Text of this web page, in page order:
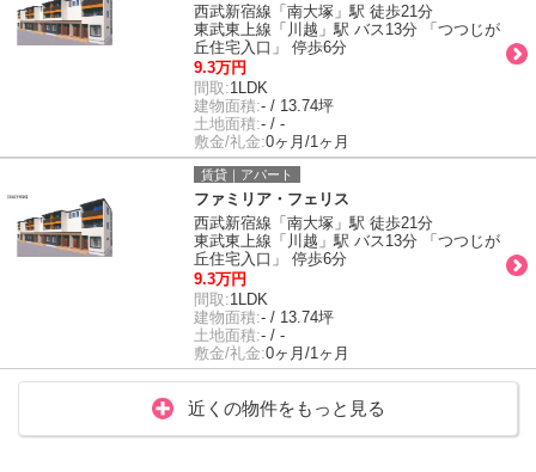
西武新宿線「南大塚」駅 徒歩21分
東武東上線「川越」駅 バス13分 「つつじが
丘住宅入口」 停歩6分
9.3万円
間取:1LDK
建物面積:- / 13.74坪
土地面積:- / -
敷金/礼金:0ヶ月/1ヶ月
賃貸｜アパート
ファミリア・フェリス
西武新宿線「南大塚」駅 徒歩21分
東武東上線「川越」駅 バス13分 「つつじが
丘住宅入口」 停歩6分
9.3万円
間取:1LDK
建物面積:- / 13.74坪
土地面積:- / -
敷金/礼金:0ヶ月/1ヶ月
近くの物件をもっと見る